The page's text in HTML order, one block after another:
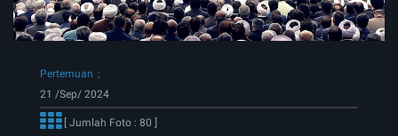
Pertemuan
21 /Sep/ 2024
[ Jumlah Foto : 80 ]